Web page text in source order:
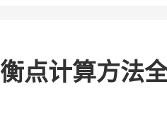
点计算方法